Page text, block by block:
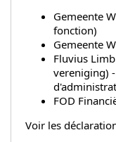
Gemeente
fonction)
Gemeente
Fluvius
vereniging)
FOD
Voir les